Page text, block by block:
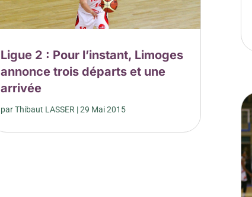
Ligue 2 : Pour l’instant, Limoges
annonce trois départs et une
arrivée
parThibaut LASSER |29 Mai 2015